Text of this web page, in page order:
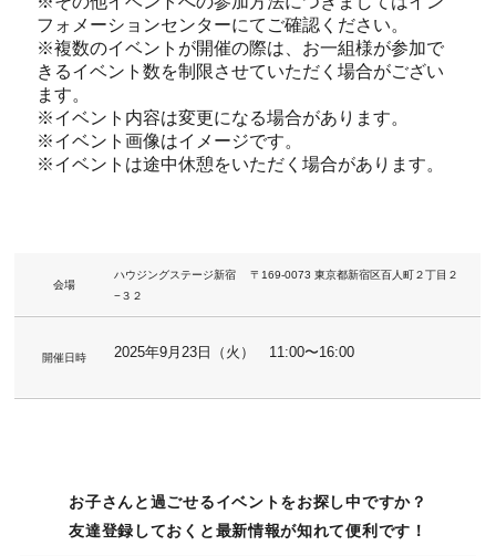
フォメーションセンターにてご確認ください。
※複数のイベントが開催の際は、お一組様が参加で
きるイベント数を制限させていただく場合がござい
ます。
※イベント内容は変更になる場合があります。
※イベント画像はイメージです。
※イベントは途中休憩をいただく場合があります。
会場
ハウジングステージ新宿 〒169-0073 東京都新宿区百人町２丁目２
−３２
開催日時 2025年9月23日（火） 11:00〜16:00
お子さんと過ごせるイベントをお探し中ですか？
友達登録しておくと最新情報が知れて便利です！